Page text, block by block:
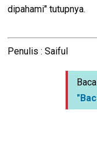
dipahami" tutupnya.
Penulis : Saiful